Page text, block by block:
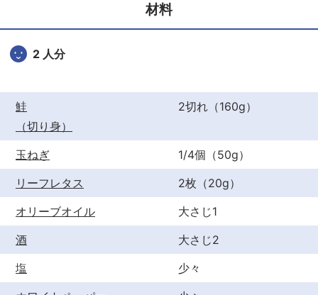
o
o
材料
2 人分
鮭
（切り身）
2切れ（160g）
玉ねぎ
1/4個（50g）
リーフレタス
2枚（20g）
オリーブオイル
大さじ1
酒
大さじ2
塩
少々